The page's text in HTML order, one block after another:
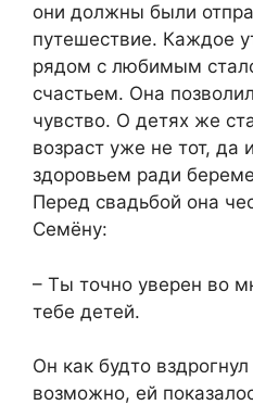
они должны были
путешествие. Каждое
рядом с любимым
счастьем. Она
чувство. О детях же
возраст уже не тот, да
здоровьем ради
Перед свадьбой она
Семёну:
– Ты точно уверен во
тебе детей.
Он как будто
возможно, ей